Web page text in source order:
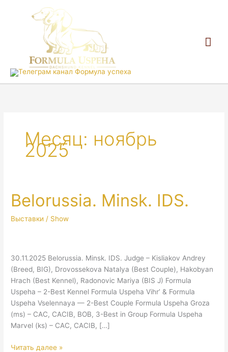
Месяц: ноябрь
2025
Belorussia. Minsk. IDS.
Выставки / Show
30.11.2025 Belorussia. Minsk. IDS. Judge – Kisliakov Andrey
(Breed, BIG), Drovossekova Natalya (Best Couple), Hakobyan
Hrach (Best Kennel), Radonovic Mariya (BIS J) Formula
Uspeha – 2-Best Kennel Formula Uspeha Vihr’ & Formula
Uspeha Vselennaya — 2-Best Couple Formula Uspeha Groza
(ms) – CAC, CACIB, BOB, 3-Best in Group Formula Uspeha
Marvel (ks) – CAC, CACIB, […]
Belorussia.
Читать далее »